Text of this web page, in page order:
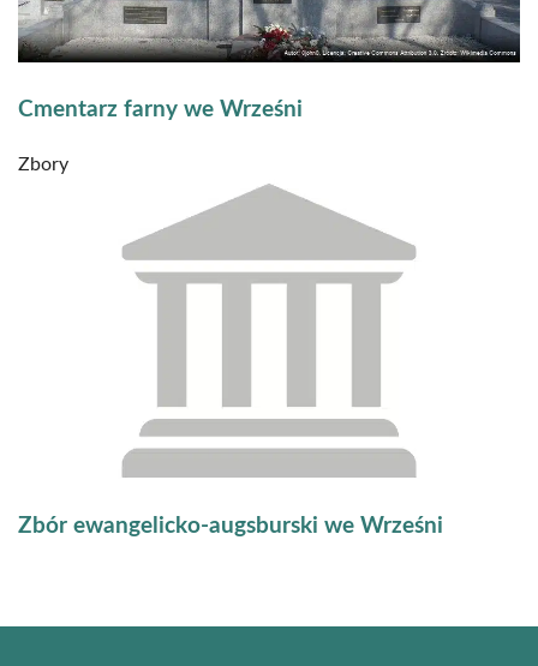
Cmentarz farny we Wrześni
Zbory
Zbór ewangelicko-augsburski we Wrześni